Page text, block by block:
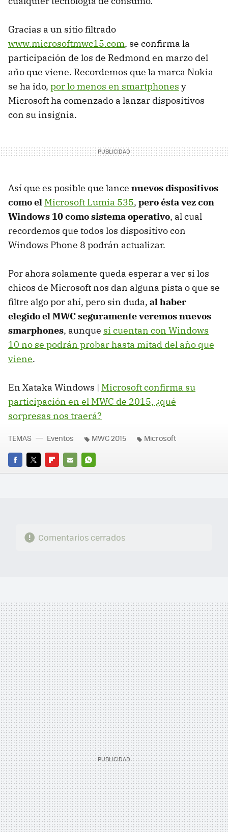
Gracias a un sitio filtrado
www.microsoftmwc15.com, se confirma la
participación de los de Redmond en marzo del
año que viene. Recordemos que la marca Nokia
se ha ido, por lo menos en smartphones y
Microsoft ha comenzado a lanzar dispositivos
con su insignia.
Así que es posible que lance nuevos dispositivos
como el Microsoft Lumia 535, pero ésta vez con
Windows 10 como sistema operativo, al cual
recordemos que todos los dispositivo con
Windows Phone 8 podrán actualizar.
Por ahora solamente queda esperar a ver si los
chicos de Microsoft nos dan alguna pista o que se
filtre algo por ahí, pero sin duda, al haber
elegido el MWC seguramente veremos nuevos
smarphones, aunque si cuentan con Windows
10 no se podrán probar hasta mitad del año que
viene.
En Xataka Windows | Microsoft confirma su
participación en el MWC de 2015, ¿qué
sorpresas nos traerá?
FACEBOOK
TWITTERFLIPBOARD
E-
WHATSAPP
TEMAS Eventos MWC 2015 Microsoft
Comentarios cerrados